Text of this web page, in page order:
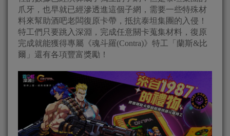
爪牙，也早就已經滲透進這個子網，需要一些特殊材
料來幫助酒吧老闆復原卡帶，抵抗泰坦集團的入侵！
特工們只要跳入深淵，完成任意關卡蒐集材料，復原
完成就能獲得專屬《魂斗羅(Contra)》特工「蘭斯&比
爾」還有各項豐富獎勵！